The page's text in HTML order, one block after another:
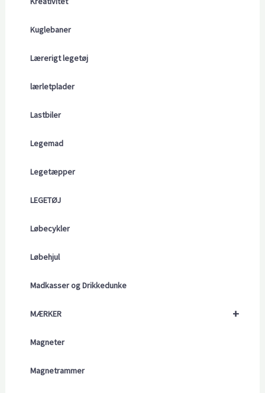
Kuglebaner
Lærerigt legetøj
lærletplader
Lastbiler
Legemad
Legetæpper
LEGETØJ
Løbecykler
Løbehjul
Madkasser og Drikkedunke
+
MÆRKER
Magneter
Magnetrammer